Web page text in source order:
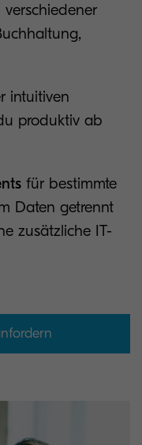
intuitiven
produktiv ab
für bestimmte
Daten getrennt
zusätzliche IT-